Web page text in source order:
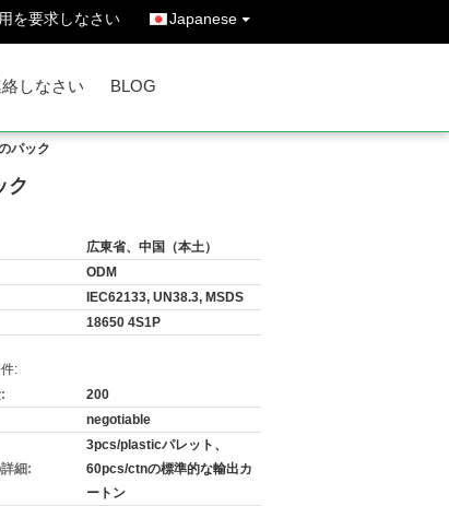
を要求しなさい Japanese
しなさい BLOG
パック
ク
広東省、中国（本土）
ODM
IEC62133, UN38.3, MSDS
18650 4S1P
:
200
negotiable
細:
3pcs/plasticパレット、
60pcs/ctnの標準的な輸出カ
ートン